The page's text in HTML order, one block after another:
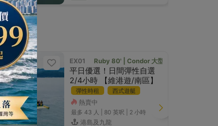
EX01 Ruby 80' | Condor 大型西式遊艇
平日優選！日間彈性自選
2/4小時 【維港遊/南區】
彈性時租 西式遊艇
熱賣中
最多 43 人 | 80 英呎 2 小時
港島及九龍